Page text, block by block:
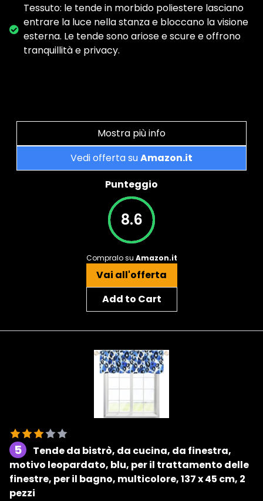
Tessuto: le tende in morbido poliestere lasciano
entrare la luce nella stanza e bloccano la visione
esterna. Le tende sono ariose e scure e offrono
tranquillità e privacy.
Mostra più info
Vedi offerta suAmazon.it
Punteggio
8.6
Compralo su Amazon.it
Vai all'offerta
Add to Cart
5
Tende da bistrò, da cucina, da finestra,
motivo leopardato, blu, per il trattamento delle
finestre, per il bagno, multicolore, 137 x 45 cm, 2
pezzi